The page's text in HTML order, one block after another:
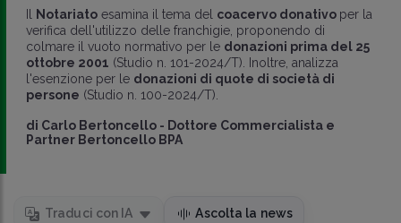
Il Notariatoesamina il tema del coacervo donativo per la
verifica dell'utilizzo delle franchigie, proponendo di
colmare il vuoto normativo per le donazioni prima del 25
ottobre 2001 (Studio n. 101-2024/T). Inoltre, analizza
l'esenzione per le donazioni di quote di società di
persone (Studio n. 100-2024/T).
di Carlo Bertoncello - Dottore Commercialista e
Partner Bertoncello BPA
Traduci con IA Ascolta la news